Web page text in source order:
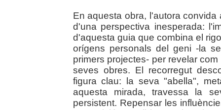
En aquesta obra, l'autora
d'una perspectiva inesperada:
d'aquesta guia que combina el
orígens personals del geni -la
primers projectes- per revelar
seves obres. El recorregut
figura clau: la seva "abella",
aquesta mirada, travessa la
persistent. Repensar les